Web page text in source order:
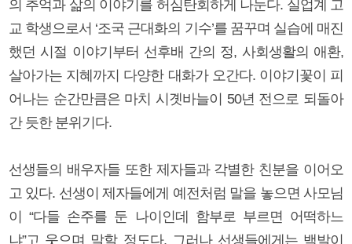
의 추억과 삶의 이야기를 허심탄회하게 나눈다. 실업계 고
교 학생으로서 ‘조국 근대화의 기수’를 꿈꾸며 실습에 매진
했던 시절 이야기부터 선후배 간의 정, 사회생활의 애환,
살아가는 지혜까지 다양한 대화가 오간다. 이야기꽃이 피
어나는 순간만큼은 마치 시곗바늘이 50년 전으로 되돌아
간 듯한 분위기다.
선생들의 배우자들 또한 제자들과 각별한 친분을 이어오
고 있다. 선생이 제자들에게 예전처럼 말을 놓으면 사모님
이 “다들 손주를 둔 나이인데 함부로 부르면 어떡하느
냐”고 웃으며 말할 정도다. 그러나 선생들에게는 백발이